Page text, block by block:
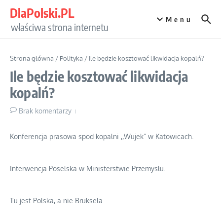
DlaPolski.PL
właściwa strona internetu
Menu
Strona główna / Polityka / Ile będzie kosztować likwidacja kopalń?
Ile będzie kosztować likwidacja
kopalń?
Brak komentarzy
Konferencja prasowa spod kopalni ,,Wujek” w Katowicach.
Interwencja Poselska w Ministerstwie Przemysłu.
Tu jest Polska, a nie Bruksela.